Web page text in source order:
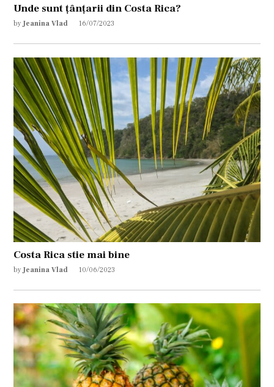
Unde sunt țânțarii din Costa Rica?
by Jeanina Vlad 16/07/2023
Costa Rica stie mai bine
by Jeanina Vlad 10/06/2023